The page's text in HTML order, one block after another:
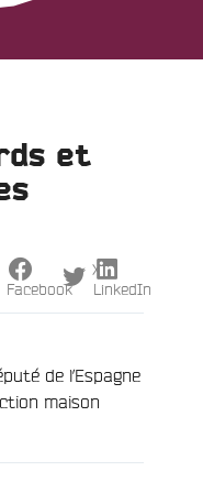
et
de l’Espagne
maison
Facebook
X
LinkedIn